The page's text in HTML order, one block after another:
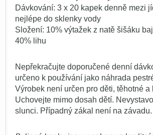
Dávkování: 3 x 20 kapek denně mezi
nejlépe do sklenky vody
Složení: 10% výtažek z natě šišáku
40% lihu
Nepřekračujte doporučené denní
určeno k používání jako náhrada
Výrobek není určen pro děti, těhotné a
Uchovejte mimo dosah dětí.
slunci. Případný zákal není na závadu.